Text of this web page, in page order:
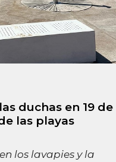
duchas en 19 de
las playas
los lavapies y la